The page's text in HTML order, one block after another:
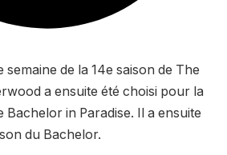
semaine de la 14e saison de The
a ensuite été choisi pour la
Bachelor in Paradise. Il a ensuite
du Bachelor.